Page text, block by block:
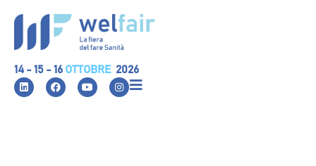
14 - 15 - 16 OTTOBRE 2026